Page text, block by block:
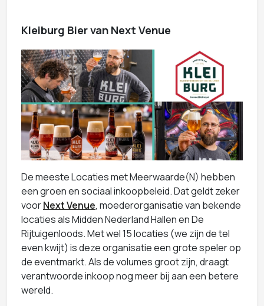
Kleiburg Bier van Next Venue
De meeste Locaties met Meerwaarde(N) hebben
een groen en sociaal inkoopbeleid. Dat geldt zeker
voorNext Venue, moederorganisatie van bekende
locaties als Midden Nederland Hallen en De
Rijtuigenloods. Met wel 15 locaties (we zijn de tel
even kwijt) is deze organisatie een grote speler op
de eventmarkt. Als de volumes groot zijn, draagt
verantwoorde inkoop nog meer bij aan een betere
wereld.